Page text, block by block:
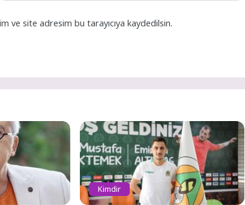
ve site adresim bu tarayıcıya kaydedilsin.
Kimdir